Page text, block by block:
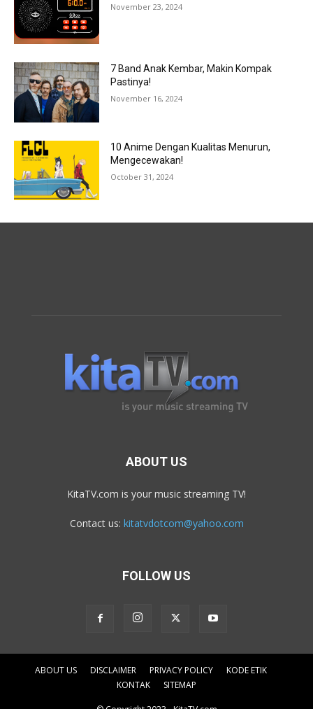
November 23, 2024
7 Band Anak Kembar, Makin Kompak
Pastinya!
November 16, 2024
10 Anime Dengan Kualitas Menurun,
Mengecewakan!
October 31, 2024
ABOUT US
KitaTV.com is your music streaming TV!
Contact us: kitatvdotcom@yahoo.com
FOLLOW US
ABOUT US DISCLAIMER PRIVACY POLICY
KODE ETIK
KONTAK
SITEMAP